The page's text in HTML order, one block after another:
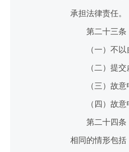
承担法律责任。
第二十三条
（一）不以自
（二）提交虚
（三）故意申
（四）故意申
第二十四条 《
相同的情形包括